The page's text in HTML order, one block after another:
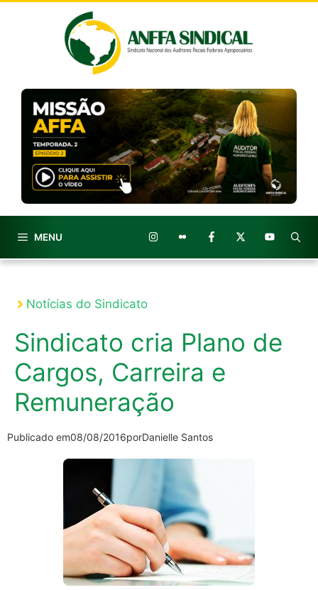
MENU
Notícias do Sindicato
Sindicato cria Plano de
Cargos, Carreira e
Remuneração
Publicado em08/08/2016porDanielle Santos